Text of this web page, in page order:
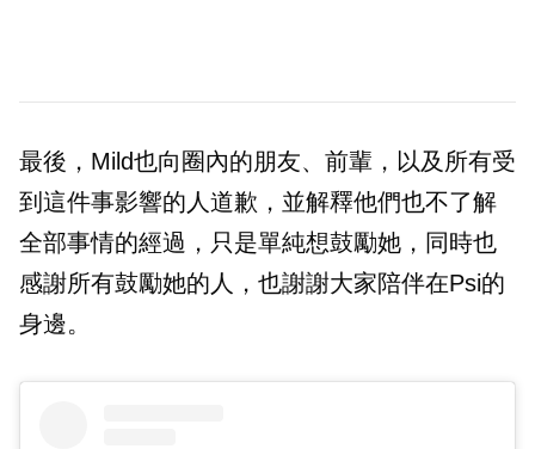
最後，Mild也向圈內的朋友、前輩，以及所有受
到這件事影響的人道歉，並解釋他們也不了解
全部事情的經過，只是單純想鼓勵她，同時也
感謝所有鼓勵她的人，也謝謝大家陪伴在Psi的
身邊。